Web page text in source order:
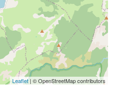
Leaflet | © OpenStreetMap contributors